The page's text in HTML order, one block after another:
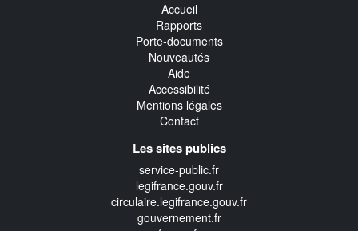
Accueil
Rapports
Porte-documents
Nouveautés
Aide
Accessibilité
Mentions légales
Contact
Les sites publics
service-public.fr
legifrance.gouv.fr
circulaire.legifrance.gouv.fr
gouvernement.fr